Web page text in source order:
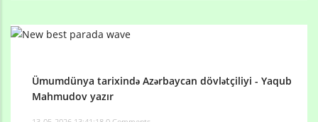
Ümumdünya tarixində Azərbaycan dövlətçiliyi - Yaqub
Mahmudov yazır